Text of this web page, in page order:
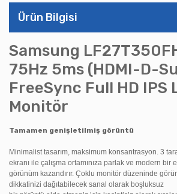
Ürün Bilgisi
Samsung
75Hz 5ms (HDMI-D-
FreeSync Full HD IPS
Monitör
Tamamen genişletilmiş görüntü
Minimalist tasarım, maksimum konsantrasyon. 3
ekranı ile çalışma ortamınıza parlak ve modern bir
görünüm kazandırır. Çoklu monitör düzeninde
dikkatinizi dağıtabilecek sanal olarak boşluksuz